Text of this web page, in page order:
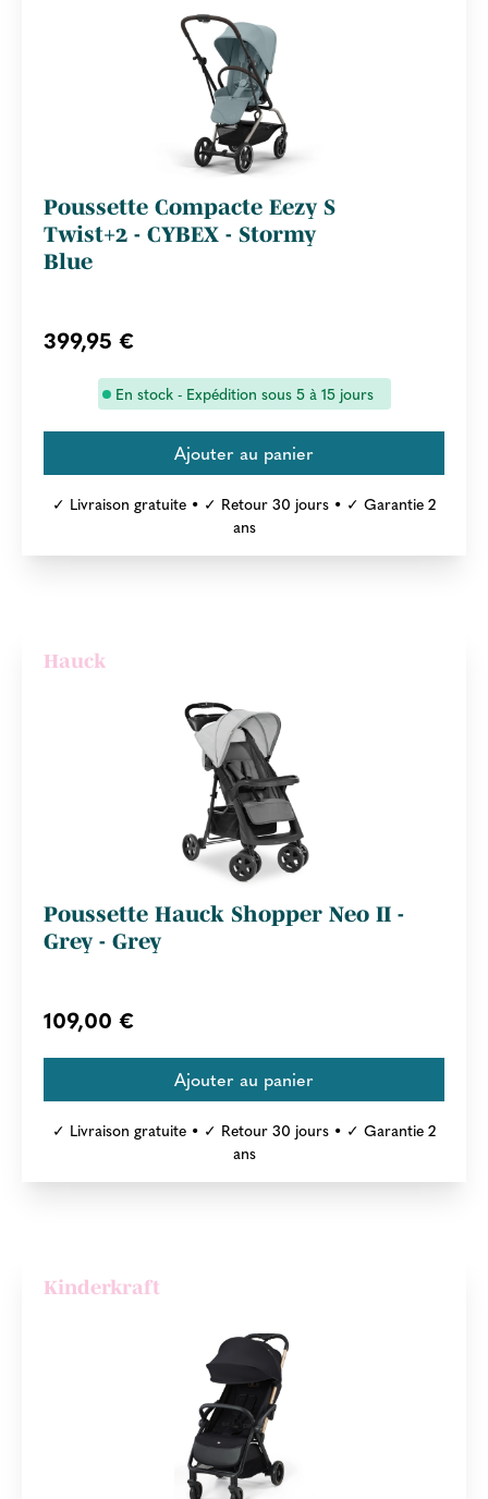
Poussette Compacte Eezy S
Twist+2 - CYBEX - Stormy
Blue
399,95 €
En stock - Expédition sous 5 à 15 jours
✓ Livraison gratuite • ✓ Retour 30 jours • ✓ Garantie 2
ans
Hauck
Poussette Hauck Shopper Neo II -
Grey - Grey
109,00 €
✓ Livraison gratuite • ✓ Retour 30 jours • ✓ Garantie 2
ans
Kinderkraft